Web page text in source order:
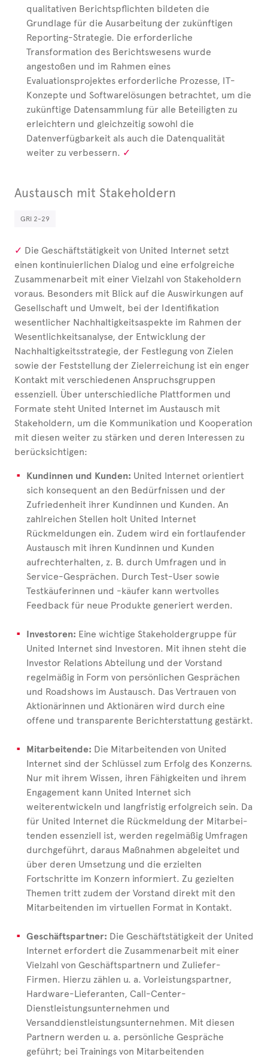
qualitativen Berichtspflichten bildeten die
Grundlage für die Ausarbeitung der zukünftigen
Reporting-Strategie. Die erforderliche
Transformation des Berichtswesens wurde
angestoßen und im Rahmen eines
Evaluationsprojektes erforderliche Prozesse, IT-
Konzepte und Softwarelösungen betrachtet, um die
zukünftige Datensammlung für alle Beteiligten zu
erleichtern und gleichzeitig sowohl die
Datenverfügbarkeit als auch die Datenqualität
weiter zu verbessern.
Austausch mit Stakeholdern
GRI 2-29
Die Geschäftstätigkeit von United Internet setzt
einen kontinuierlichen Dialog und eine erfolgreiche
Zusammenarbeit mit einer Vielzahl von Stakeholdern
voraus. Besonders mit Blick auf die Auswirkungen auf
Gesellschaft und Umwelt, bei der Identifikation
wesentlicher Nachhaltigkeitsaspekte im Rahmen der
Wesentlichkeitsanalyse, der Entwicklung der
Nachhaltigkeitsstrategie, der Festlegung von Zielen
sowie der Feststellung der Zielerreichung ist ein enger
Kontakt mit verschiedenen Anspruchsgruppen
essenziell. Über unterschiedliche Plattformen und
Formate steht United Internet im Austausch mit
Stakeholdern, um die Kommunikation und Kooperation
mit diesen weiter zu stärken und deren Interessen zu
berücksichtigen:
Kundinnen und Kunden: United Internet orientiert
sich konsequent an den Bedürfnissen und der
Zufriedenheit ihrer Kundinnen und Kunden. An
zahlreichen Stellen holt United Internet
Rückmeldungen ein. Zudem wird ein fortlaufender
Austausch mit ihren Kundinnen und Kunden
aufrechterhalten, z. B. durch Umfragen und in
Service-Gesprächen. Durch Test-User sowie
Testkäuferinnen und -käufer kann wertvolles
Feedback für neue Produkte generiert werden.
Investoren: Eine wichtige Stakeholdergruppe für
United Internet sind Investoren. Mit ihnen steht die
Investor Relations Abteilung und der Vorstand
regelmäßig in Form von persönlichen Gesprächen
und Roadshows im Austausch. Das Vertrauen von
Aktionärinnen und Aktionären wird durch eine
offene und transparente Berichterstattung gestärkt.
Mitar­bei­tende: Die Mitar­bei­tenden von United
Internet sind der Schlüssel zum Erfolg des Konzerns.
Nur mit ihrem Wissen, ihren Fähigkeiten und ihrem
Engagement kann United Internet sich
weiterentwickeln und langfristig erfolgreich sein. Da
für United Internet die Rückmeldung der Mitar­bei­
tenden essenziell ist, werden regelmäßig Umfragen
durchgeführt, daraus Maßnahmen abgeleitet und
über deren Umsetzung und die erzielten
Fortschritte im Konzern informiert. Zu gezielten
Themen tritt zudem der Vorstand direkt mit den
Mitar­bei­tenden im virtuellen Format in Kontakt.
Geschäftspartner: Die Geschäftstätigkeit der United
Internet erfordert die Zusammenarbeit mit einer
Vielzahl von Geschäftspartnern und Zuliefer-
Firmen. Hierzu zählen u. a. Vorleistungspartner,
Hardware-Lieferanten, Call-Center-
Dienstleistungsunternehmen und
Versanddienstleistungsunternehmen. Mit diesen
Partnern werden u. a. persönliche Gespräche
geführt; bei Trainings von Mitar­bei­tenden